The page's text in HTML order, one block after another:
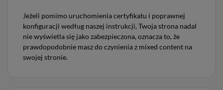
Jeżeli pomimo uruchomienia certyfikatu i poprawnej
konfiguracji według naszej instrukcji, Twoja strona nadal
nie wyświetla się jako zabezpieczona, oznacza to, że
prawdopodobnie masz do czynienia z mixed content na
swojej stronie.